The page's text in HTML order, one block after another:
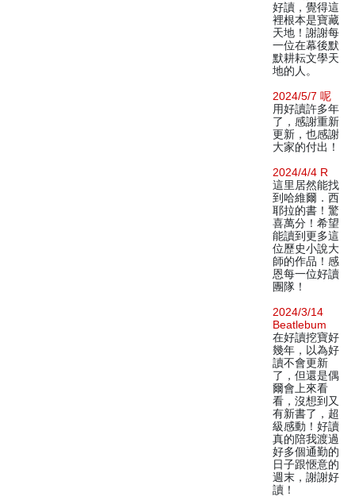
好讀，覺得這
裡根本是寶藏
天地！謝謝每
一位在幕後默
默耕耘文學天
地的人。
2024/5/7 呢
用好讀許多年
了，感謝重新
更新，也感謝
大家的付出！
2024/4/4 R
這里居然能找
到哈維爾．西
耶拉的書！驚
喜萬分！希望
能讀到更多這
位歷史小說大
師的作品！感
恩每一位好讀
團隊！
2024/3/14
Beatlebum
在好讀挖寶好
幾年，以為好
讀不會更新
了，但還是偶
爾會上來看
看，沒想到又
有新書了，超
級感動！好讀
真的陪我渡過
好多個通勤的
日子跟愜意的
週末，謝謝好
讀！